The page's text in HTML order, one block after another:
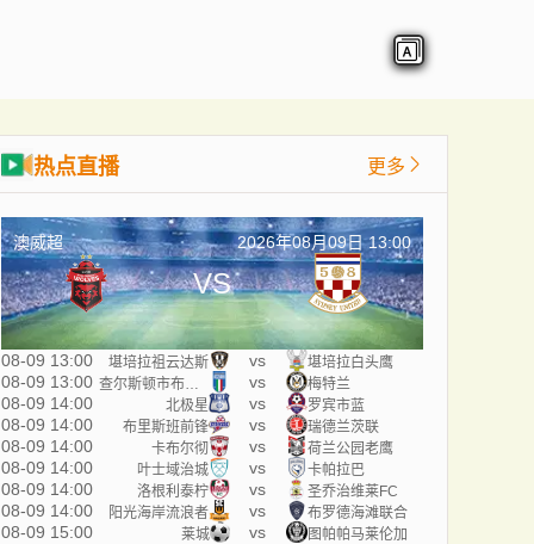
热点直播 更多
澳威超 2026年08月09日 13:00
VS
08-09 13:00 堪培拉祖云达斯 vs 堪培拉白头鹰
08-09 13:00 vs 梅特兰
08-09 14:00 北极星 vs 罗宾市蓝
08-09 14:00 布里斯班前锋 vs 瑞德兰茨联
08-09 14:00 卡布尔彻 vs 荷兰公园老鹰
08-09 14:00 叶士域治城 vs 卡帕拉巴
08-09 14:00 洛根利泰柠 vs 圣乔治维莱FC
08-09 14:00 阳光海岸流浪者 vs 布罗德海滩联合
08-09 15:00 莱城 vs 图帕帕马莱伦加